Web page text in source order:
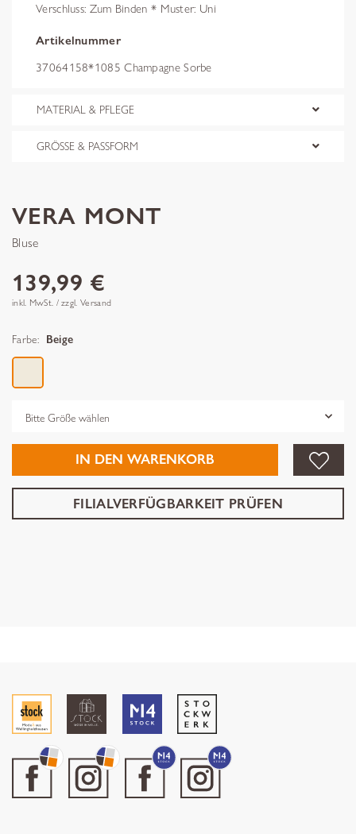
Verschluss: Zum Binden * Muster: Uni
Artikelnummer
37064158*1085 Champagne Sorbe
MATERIAL & PFLEGE
GRÖSSE & PASSFORM
VERA MONT
Bluse
139,99 €
inkl. MwSt. / zzgl. Versand
Farbe: Beige
IN DEN WARENKORB
FILIALVERFÜGBARKEIT PRÜFEN